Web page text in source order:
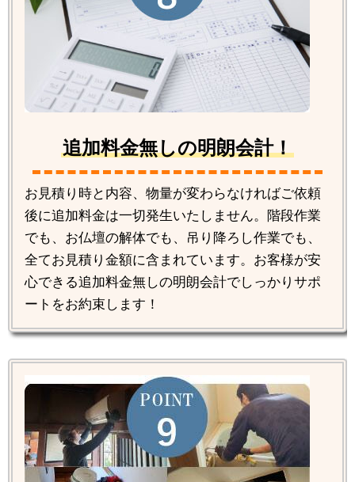
追加料金無しの明朗会計！
お見積り時と内容、物量が変わらなければご依頼
後に追加料金は一切発生いたしません。階段作業
でも、お仏壇の解体でも、吊り降ろし作業でも、
全てお見積り金額に含まれています。お客様が安
心できる追加料金無しの明朗会計でしっかりサポ
ートをお約束します！